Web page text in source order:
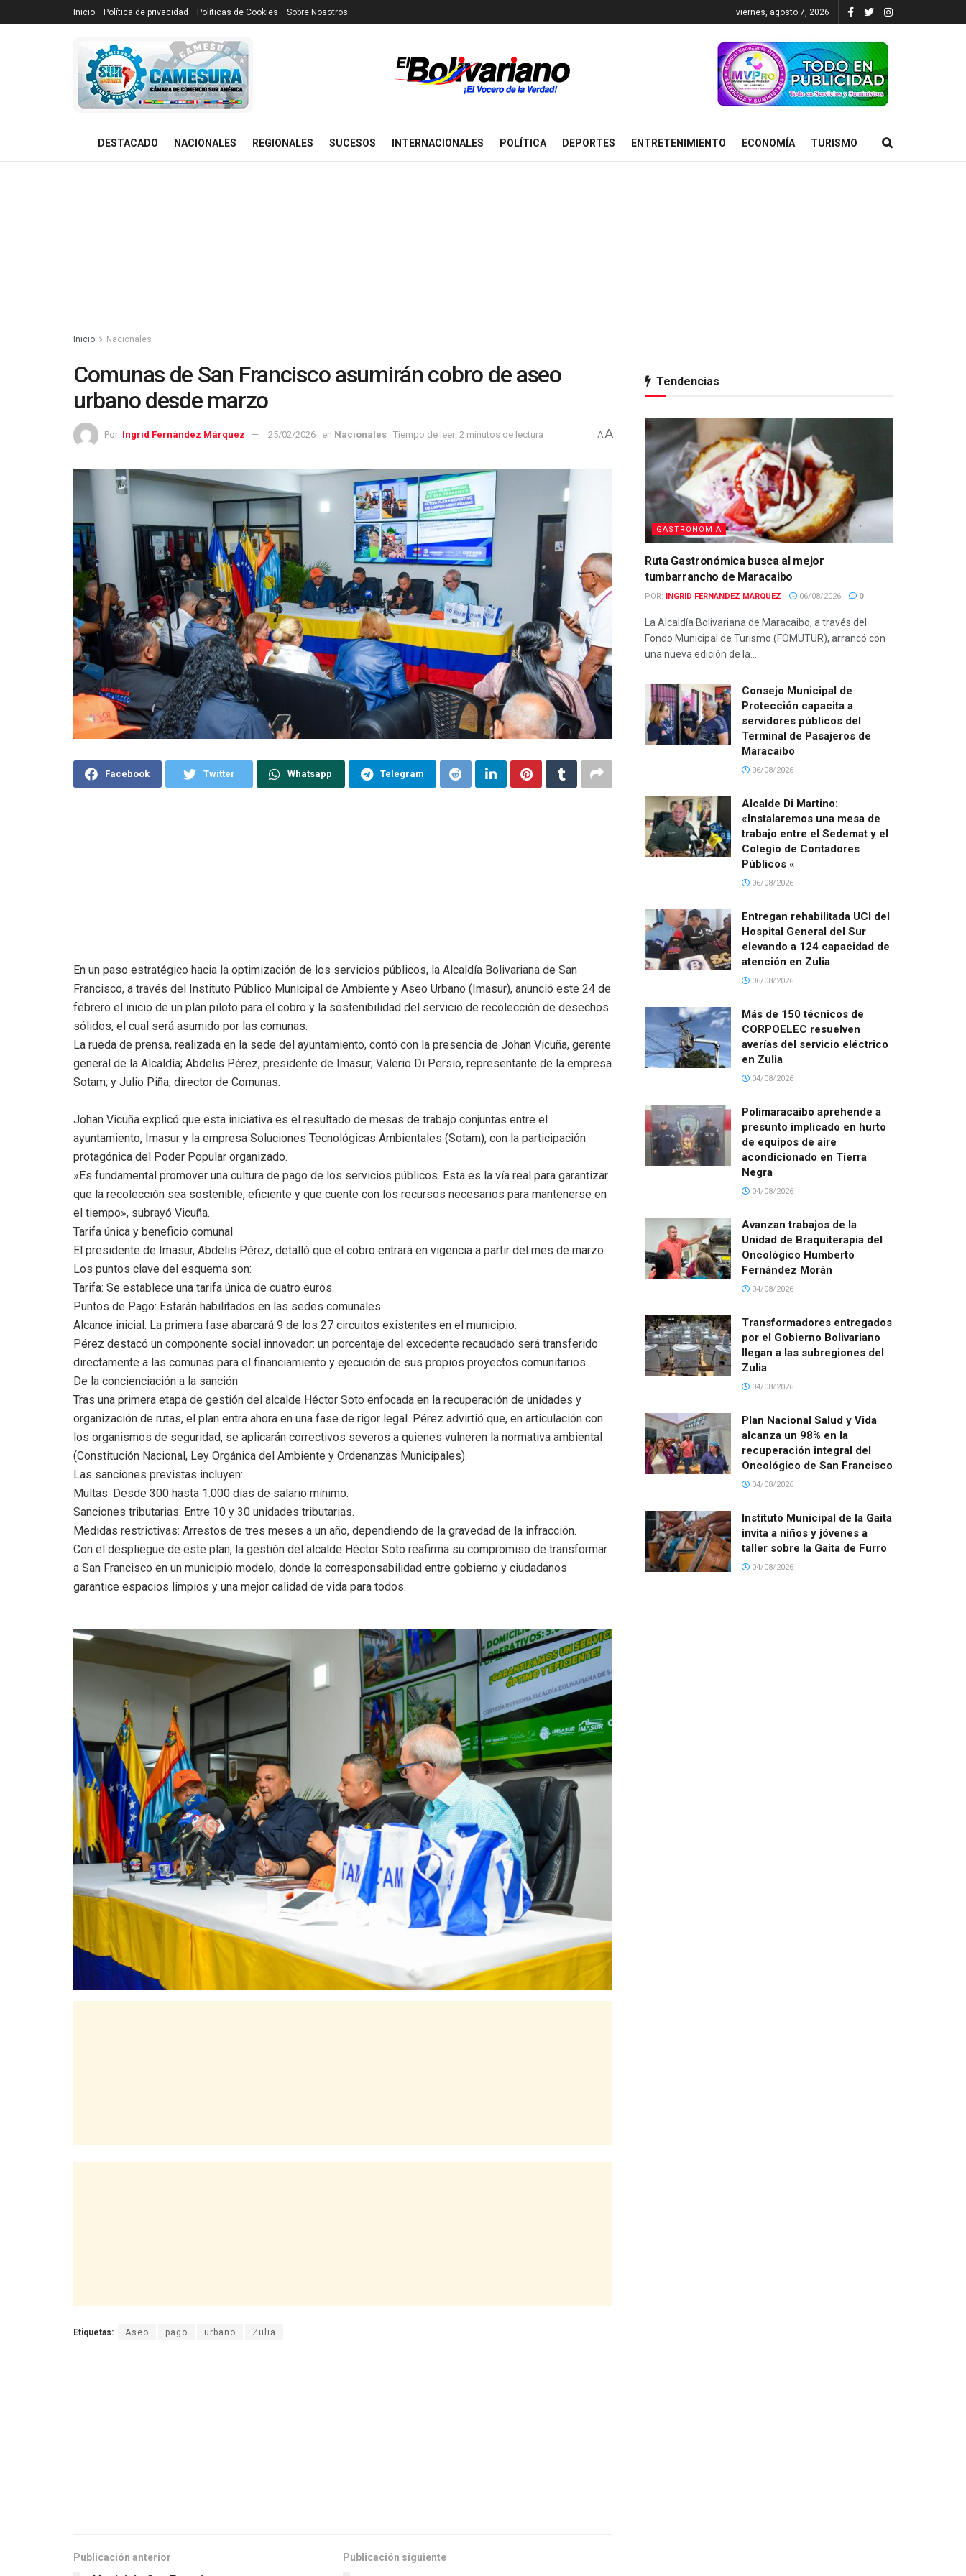
Inicio Política de privacidad Políticas de Cookies Sobre Nosotros viernes, agosto 7, 2026
DESTACADO NACIONALES REGIONALES SUCESOS INTERNACIONALES POLÍTICA DEPORTES ENTRETENIMIENTO ECONOMÍA TURISMO
Inicio Nacionales
Comunas de San Francisco asumirán cobro de aseo
urbano desde marzo
Por: Ingrid Fernández Márquez 25/02/2026 en Nacionales Tiempo de leer: 2 minutos de lectura AA
Facebook Twitter Whatsapp Telegram
En un paso estratégico hacia la optimización de los servicios públicos, la Alcaldía Bolivariana de San
Francisco, a través del Instituto Público Municipal de Ambiente y Aseo Urbano (Imasur), anunció este 24 de
febrero el inicio de un plan piloto para el cobro y la sostenibilidad del servicio de recolección de desechos
sólidos, el cual será asumido por las comunas.
​La rueda de prensa, realizada en la sede del ayuntamiento, contó con la presencia de Johan Vicuña, gerente
general de la Alcaldía; Abdelis Pérez, presidente de Imasur; Valerio Di Persio, representante de la empresa
Sotam; y Julio Piña, director de Comunas.
​Johan Vicuña explicó que esta iniciativa es el resultado de mesas de trabajo conjuntas entre el
ayuntamiento, Imasur y la empresa Soluciones Tecnológicas Ambientales (Sotam), con la participación
protagónica del Poder Popular organizado.
​»Es fundamental promover una cultura de pago de los servicios públicos. Esta es la vía real para garantizar
que la recolección sea sostenible, eficiente y que cuente con los recursos necesarios para mantenerse en
el tiempo», subrayó Vicuña.
​Tarifa única y beneficio comunal
​El presidente de Imasur, Abdelis Pérez, detalló que el cobro entrará en vigencia a partir del mes de marzo.
Los puntos clave del esquema son:
​Tarifa: Se establece una tarifa única de cuatro euros.
​Puntos de Pago: Estarán habilitados en las sedes comunales.
​Alcance inicial: La primera fase abarcará 9 de los 27 circuitos existentes en el municipio.
​Pérez destacó un componente social innovador: un porcentaje del excedente recaudado será transferido
directamente a las comunas para el financiamiento y ejecución de sus propios proyectos comunitarios.
​De la concienciación a la sanción
​Tras una primera etapa de gestión del alcalde Héctor Soto enfocada en la recuperación de unidades y
organización de rutas, el plan entra ahora en una fase de rigor legal. Pérez advirtió que, en articulación con
los organismos de seguridad, se aplicarán correctivos severos a quienes vulneren la normativa ambiental
(Constitución Nacional, Ley Orgánica del Ambiente y Ordenanzas Municipales).
​Las sanciones previstas incluyen:
​Multas: Desde 300 hasta 1.000 días de salario mínimo.
​Sanciones tributarias: Entre 10 y 30 unidades tributarias.
​Medidas restrictivas: Arrestos de tres meses a un año, dependiendo de la gravedad de la infracción.
​Con el despliegue de este plan, la gestión del alcalde Héctor Soto reafirma su compromiso de transformar
a San Francisco en un municipio modelo, donde la corresponsabilidad entre gobierno y ciudadanos
garantice espacios limpios y una mejor calidad de vida para todos.
Etiquetas: Aseo pago urbano Zulia
Publicación anterior Publicación siguiente
Tendencias
GASTRONOMIA
Ruta Gastronómica busca al mejor
tumbarrancho de Maracaibo
POR: INGRID FERNÁNDEZ MÁRQUEZ 06/08/2026 0
La Alcaldía Bolivariana de Maracaibo, a través del
Fondo Municipal de Turismo (FOMUTUR), arrancó con
una nueva edición de la...
Consejo Municipal de
Protección capacita a
servidores públicos del
Terminal de Pasajeros de
Maracaibo
06/08/2026
Alcalde Di Martino:
«Instalaremos una mesa de
trabajo entre el Sedemat y el
Colegio de Contadores
Públicos «
06/08/2026
Entregan rehabilitada UCI del
Hospital General del Sur
elevando a 124 capacidad de
atención en Zulia
06/08/2026
Más de 150 técnicos de
CORPOELEC resuelven
averías del servicio eléctrico
en Zulia
04/08/2026
Polimaracaibo aprehende a
presunto implicado en hurto
de equipos de aire
acondicionado en Tierra
Negra
04/08/2026
Avanzan trabajos de la
Unidad de Braquiterapia del
Oncológico Humberto
Fernández Morán
04/08/2026
Transformadores entregados
por el Gobierno Bolivariano
llegan a las subregiones del
Zulia
04/08/2026
Plan Nacional Salud y Vida
alcanza un 98% en la
recuperación integral del
Oncológico de San Francisco
04/08/2026
Instituto Municipal de la Gaita
invita a niños y jóvenes a
taller sobre la Gaita de Furro
04/08/2026